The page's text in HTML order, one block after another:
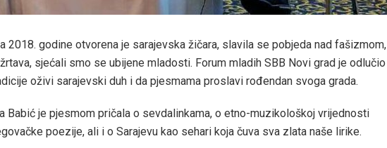
2018. godine otvorena je sarajevska žičara, slavila se pobjeda nad fašizmom,
sjećali smo se ubijene mladosti. Forum mladih SBB Novi grad je odlučio
oživi sarajevski duh i da pjesmama proslavi rođendan svoga grada.
Babić je pjesmom pričala o sevdalinkama, o etno-muzikološkoj vrijednosti
poezije, ali i o Sarajevu kao sehari koja čuva sva zlata naše lirike.